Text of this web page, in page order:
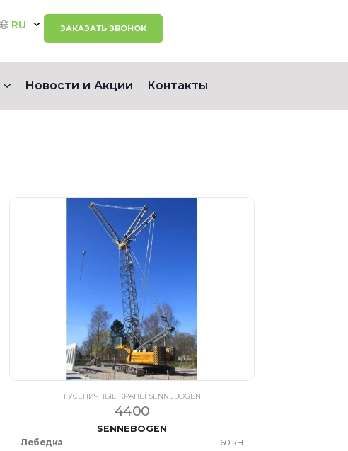
RU ЗАКАЗАТЬ ЗВОНОК
Новости и Акции Контакты
ГУСЕНИЧНЫЕ КРАНЫ SENNEBOGEN
4400
SENNEBOGEN
Лебедка
160 кН